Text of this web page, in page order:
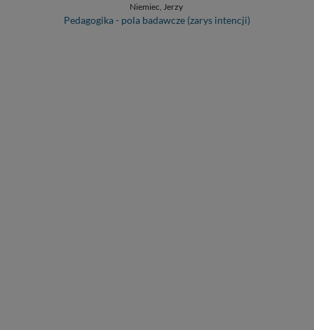
Niemiec, Jerzy
Pedagogika - pola badawcze (zarys intencji)